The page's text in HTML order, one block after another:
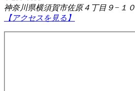
神奈川県横須賀市佐原４丁目９−１０
【アクセスを見る】